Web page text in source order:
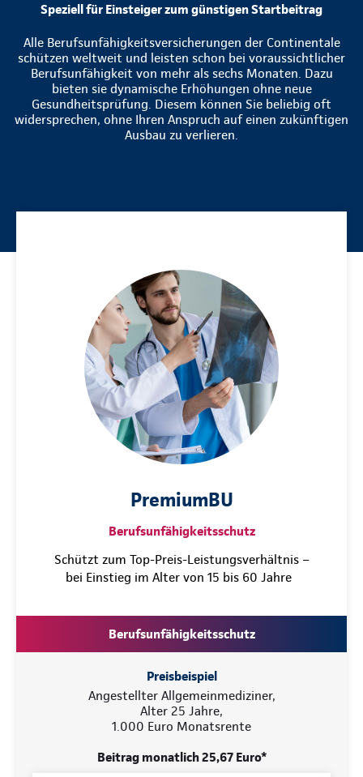
Speziell für Einsteiger zum günstigen Startbeitrag
Alle Berufsunfähigkeitsversicherungen der Continentale
schützen weltweit und leisten schon bei voraussichtlicher
Berufsunfähigkeit von mehr als sechs Monaten. Dazu
bieten sie dynamische Erhöhungen ohne neue
Gesundheitsprüfung. Diesem können Sie beliebig oft
widersprechen, ohne Ihren Anspruch auf einen zukünftigen
Ausbau zu verlieren.
PremiumBU
Berufsunfähigkeitsschutz
Schützt zum Top-Preis-Leistungsverhältnis –
bei Einstieg im Alter von 15 bis 60 Jahre
Berufsunfähigkeitsschutz
Preisbeispiel
Angestellter Allgemeinmediziner,
Alter 25 Jahre,
1.000 Euro Monatsrente
Beitrag monatlich 25,67 Euro*